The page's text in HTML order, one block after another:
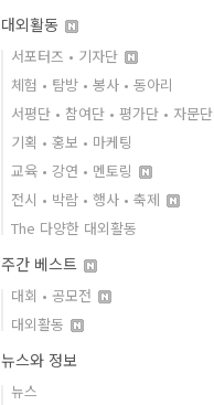
대외활동
서포터즈 • 기자단
체험 • 탐방 • 봉사 • 동아리
서평단 • 참여단 • 평가단 • 자문단
기획 • 홍보 • 마케팅
교육 • 강연 • 멘토링
전시 • 박람 • 행사 • 축제
The 다양한 대외활동
주간 베스트
대회 • 공모전
대외활동
뉴스와 정보
뉴스